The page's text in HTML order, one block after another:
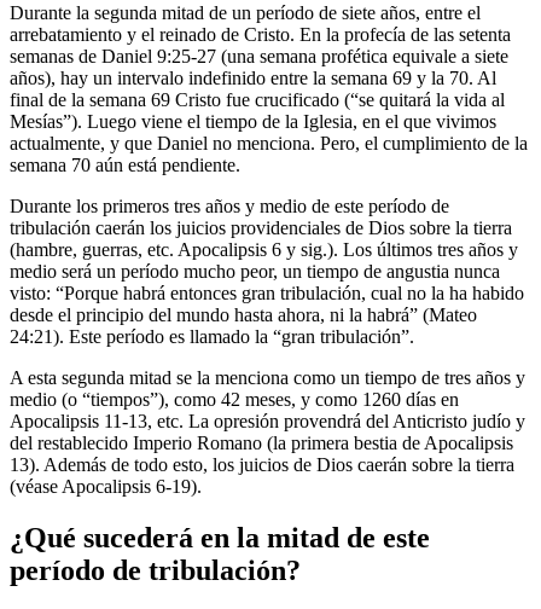
Durante la segunda mitad de un período de siete años, entre el
arrebatamiento y el reinado de Cristo. En la profecía de las setenta
semanas de Daniel 9:25-27 (una semana profética equivale a siete
años), hay un intervalo indefinido entre la semana 69 y la 70. Al
final de la semana 69 Cristo fue crucificado (“se quitará la vida al
Mesías”). Luego viene el tiempo de la Iglesia, en el que vivimos
actualmente, y que Daniel no menciona. Pero, el cumplimiento de la
semana 70 aún está pendiente.
Durante los primeros tres años y medio de este período de
tribulación caerán los juicios providenciales de Dios sobre la tierra
(hambre, guerras, etc. Apocalipsis 6 y sig.). Los últimos tres años y
medio será un período mucho peor, un tiempo de angustia nunca
visto: “Porque habrá entonces gran tribulación, cual no la ha habido
desde el principio del mundo hasta ahora, ni la habrá” (Mateo
24:21). Este período es llamado la “gran tribulación”.
A esta segunda mitad se la menciona como un tiempo de tres años y
medio (o “tiempos”), como 42 meses, y como 1260 días en
Apocalipsis 11-13, etc. La opresión provendrá del Anticristo judío y
del restablecido Imperio Romano (la primera bestia de Apocalipsis
13). Además de todo esto, los juicios de Dios caerán sobre la tierra
(véase Apocalipsis 6-19).
¿Qué sucederá en la mitad de este
período de tribulación?